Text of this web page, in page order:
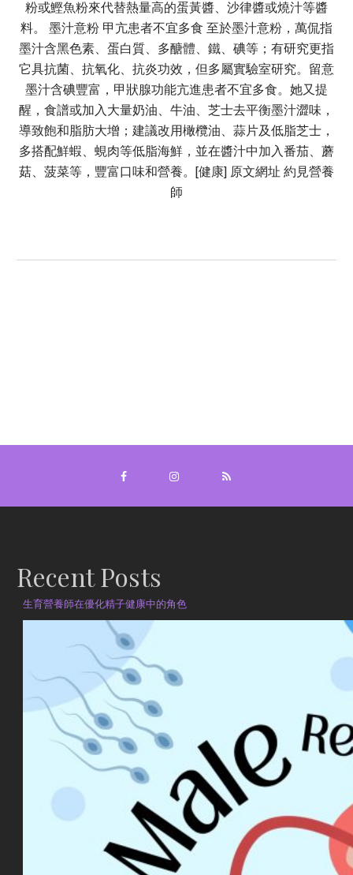
粉或鰹魚粉來代替熱量高的蛋黃醬、沙律醬或燒汁等醬
料。 墨汁意粉 甲亢患者不宜多食 至於墨汁意粉，萬侃指
墨汁含黑色素、蛋白質、多醣體、鐵、碘等；有研究更指
它具抗菌、抗氧化、抗炎功效，但多屬實驗室研究。留意
墨汁含碘豐富，甲狀腺功能亢進患者不宜多食。她又提
醒，食譜或加入大量奶油、牛油、芝士去平衡墨汁澀味，
導致飽和脂肪大增；建議改用橄欖油、蒜片及低脂芝士，
多搭配鮮蝦、蜆肉等低脂海鮮，並在醬汁中加入番茄、蘑
菇、菠菜等，豐富口味和營養。[健康] 原文網址 約見營養
師
Recent Posts
生育營養師在優化精子健康中的角色